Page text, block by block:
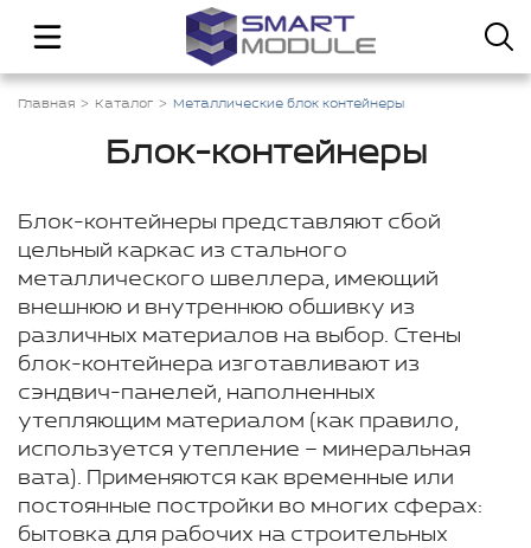
Главная Каталог Металлические блок контейнеры
Блок-контейнеры
Блок-контейнеры представляют сбой
цельный каркас из стального
металлического швеллера, имеющий
внешнюю и внутреннюю обшивку из
различных материалов на выбор. Стены
блок-контейнера изготавливают из
сэндвич-панелей, наполненных
утепляющим материалом (как правило,
используется утепление – минеральная
вата). Применяются как временные или
постоянные постройки во многих сферах:
бытовка для рабочих на строительных